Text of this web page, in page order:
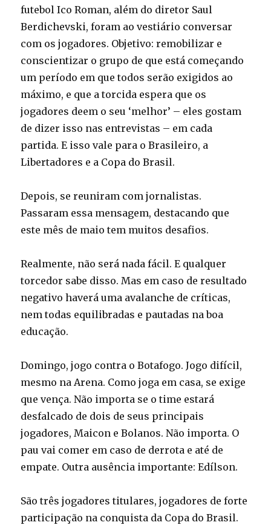
futebol Ico Roman, além do diretor Saul
Berdichevski, foram ao vestiário conversar
com os jogadores. Objetivo: remobilizar e
conscientizar o grupo de que está começando
um período em que todos serão exigidos ao
máximo, e que a torcida espera que os
jogadores deem o seu ‘melhor’ – eles gostam
de dizer isso nas entrevistas – em cada
partida. E isso vale para o Brasileiro, a
Libertadores e a Copa do Brasil.
Depois, se reuniram com jornalistas.
Passaram essa mensagem, destacando que
este mês de maio tem muitos desafios.
Realmente, não será nada fácil. E qualquer
torcedor sabe disso. Mas em caso de resultado
negativo haverá uma avalanche de críticas,
nem todas equilibradas e pautadas na boa
educação.
Domingo, jogo contra o Botafogo. Jogo difícil,
mesmo na Arena. Como joga em casa, se exige
que vença. Não importa se o time estará
desfalcado de dois de seus principais
jogadores, Maicon e Bolanos. Não importa. O
pau vai comer em caso de derrota e até de
empate. Outra ausência importante: Edílson.
São três jogadores titulares, jogadores de forte
participação na conquista da Copa do Brasil.